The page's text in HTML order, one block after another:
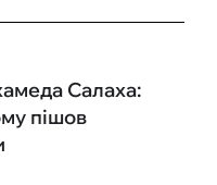
Салаха:
пішов